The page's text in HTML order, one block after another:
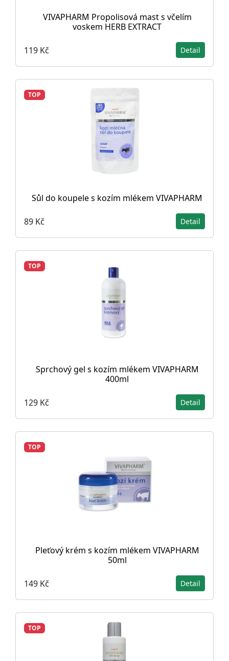
VIVAPHARM Propolisová mast s včelím
voskem HERB EXTRACT
119 Kč Detail
TOP
Sůl do koupele s kozím mlékem VIVAPHARM
89 Kč Detail
TOP
Sprchový gel s kozím mlékem VIVAPHARM
400ml
129 Kč Detail
TOP
Pleťový krém s kozím mlékem VIVAPHARM
50ml
149 Kč Detail
TOP